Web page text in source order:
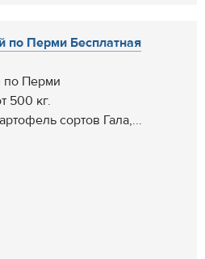
по Перми Бесплатная
по Перми
500 кг.
сортов Гала,...